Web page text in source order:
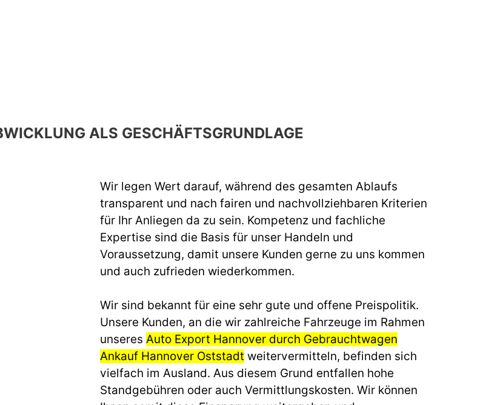
ALS GESCHÄFTSGRUNDLAGE
Wir legen Wert darauf, während des gesamten Ablaufs
transparent und nach fairen und nachvollziehbaren Kriterien
für Ihr Anliegen da zu sein. Kompetenz und fachliche
Expertise sind die Basis für unser Handeln und
Voraussetzung, damit unsere Kunden gerne zu uns kommen
und auch zufrieden wiederkommen.
Wir sind bekannt für eine sehr gute und offene Preispolitik.
Unsere Kunden, an die wir zahlreiche Fahrzeuge im Rahmen
unseres Auto Export Hannover durch Gebrauchtwagen
Ankauf Hannover Oststadt weitervermitteln, befinden sich
vielfach im Ausland. Aus diesem Grund entfallen hohe
Standgebühren oder auch Vermittlungskosten. Wir können